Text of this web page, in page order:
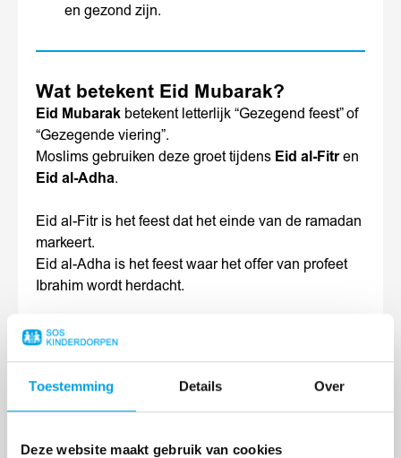
Toestemming Details Over
Deze website maakt gebruik van cookies
en gezond zijn.
Wat betekent Eid Mubarak?
Eid Mubarak betekent letterlijk “Gezegend feest” of
“Gezegende viering”.
Moslims gebruiken deze groet tijdens Eid al-Fitren
Eid al-Adha.
Eid al-Fitr is het feest dat het einde van de ramadan
markeert.
Eid al-Adha is het feest waar het offer van profeet
Ibrahim wordt herdacht.
Ramadan, Eid al-Fitr en Eid al-Adha zijn een
moment van:
Dankbaarheid